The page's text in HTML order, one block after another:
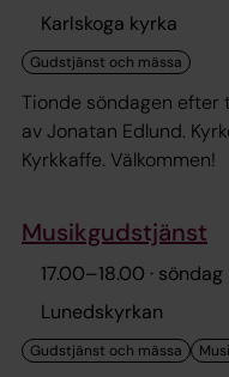
Karlskoga kyrka
Tionde söndagen efter trefaldighet.
av Jonatan Edlund.
Kyrkkaffe. Välkommen!
Musikgudstjänst
17.00–18.00 ·
Lunedskyrkan